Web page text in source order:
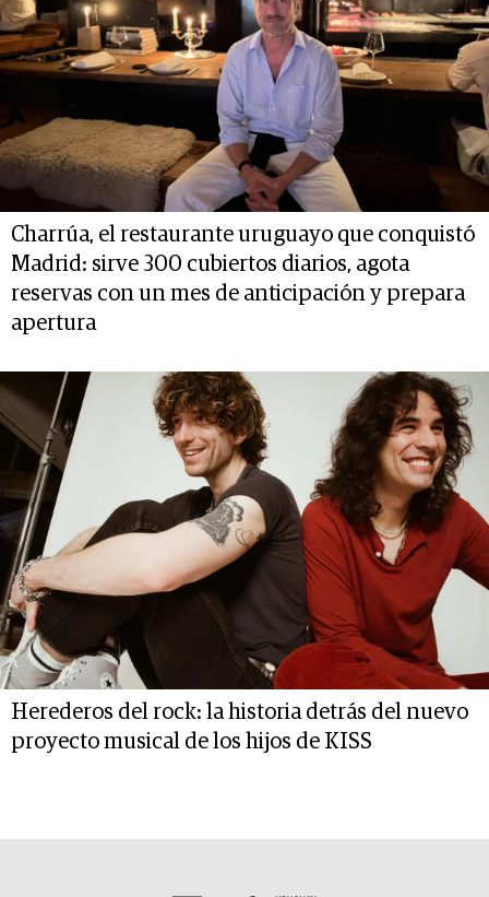
Charrúa, el restaurante uruguayo que conquistó
Madrid: sirve 300 cubiertos diarios, agota
reservas con un mes de anticipación y prepara
apertura
Herederos del rock: la historia detrás del nuevo
proyecto musical de los hijos de KISS